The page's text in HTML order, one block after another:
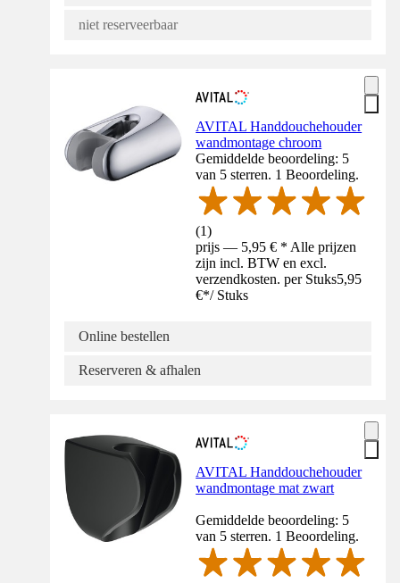
niet reserveerbaar
AVITAL Handdouchehouder
wandmontage chroom
Gemiddelde beoordeling: 5
van 5 sterren. 1 Beoordeling.
(1)
prijs — 5,95 € * Alle prijzen
zijn incl. BTW en excl.
verzendkosten. per Stuks5,95
€*/ Stuks
Online bestellen
Reserveren & afhalen
AVITAL Handdouchehouder
wandmontage mat zwart
Gemiddelde beoordeling: 5
van 5 sterren. 1 Beoordeling.